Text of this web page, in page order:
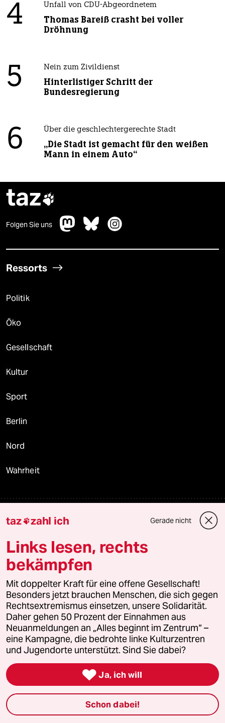
4 Unfall von CDU-Abgeordnetem
Thomas Bareiß crasht bei voller
Dröhnung
5 Nein zum Zivildienst
Hinterlistiger Schritt der
Bundesregierung
6 Über die geschlechtergerechte Stadt
„Die Stadt ist gemacht für den weißen
Mann in einem Auto“
taz
Folgen Sie uns
Ressorts
Politik
Öko
Gesellschaft
Kultur
Sport
Berlin
Nord
Wahrheit
Themen
Hitze
Landtagswahl in Sachsen-Anhalt
Gewalt gegen Frauen
Surfen
Verlag
Aktuelles
taz zahl ich Gerade nicht
Links lesen, rechts
bekämpfen
Mit doppelter Kraft für eine offene Gesellschaft!
Besonders jetzt brauchen Menschen, die sich gegen
Rechtsextremismus einsetzen, unsere Solidarität.
Daher gehen 50 Prozent der Einnahmen aus
Neuanmeldungen an „Alles beginnt im Zentrum“ –
eine Kampagne, die bedrohte linke Kulturzentren
und Jugendorte unterstützt. Sind Sie dabei?
 Ja, ich will
Schon dabei!